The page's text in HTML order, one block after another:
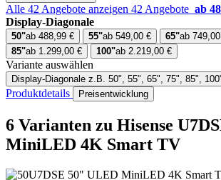
Alle 42 Angebote anzeigen 42 Angebote ab
Display-Diagonale
50"ab 488,99 € 55"ab 549,00 € 65"ab
85"ab 1.299,00 € 100"ab 2.219,00 €
Variante auswählen
Display-Diagonale z.B. 50", 55", 65", 75", 85",
Produktdetails Preisentwicklung
6 Varianten zu Hisense
MiniLED 4K Smart TV